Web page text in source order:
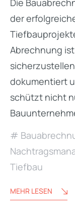
Die
der
Abrechnung
dokumentiert
schützt nicht
Tiefbau
MEHR LESEN